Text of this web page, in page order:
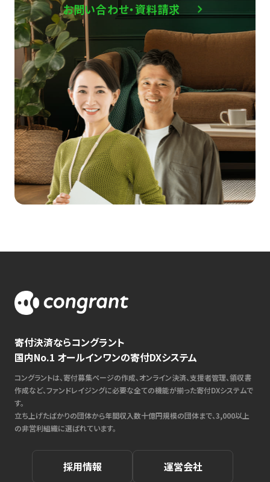
お問い合わせ・資料請求
寄付決済ならコングラント
国内No.1 オールインワンの寄付DXシステム
コングラントは、寄付募集ページの作成、オンライン決済、支援者管理、領収書
作成など、ファンドレイジングに必要な全ての機能が揃った寄付DXシステムで
す。
立ち上げたばかりの団体から年間収入数十億円規模の団体まで、3,000以上
の非営利組織に選ばれています。
採用情報 運営会社